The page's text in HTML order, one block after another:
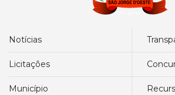
notícias
licitações
município